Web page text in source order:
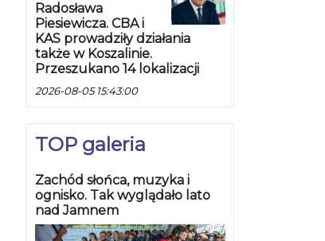
Radosława
Piesiewicza. CBA i
KAS prowadziły działania
także w Koszalinie.
Przeszukano 14 lokalizacji
2026-08-05 15:43:00
TOP galeria
Zachód słońca, muzyka i
ognisko. Tak wyglądało lato
nad Jamnem